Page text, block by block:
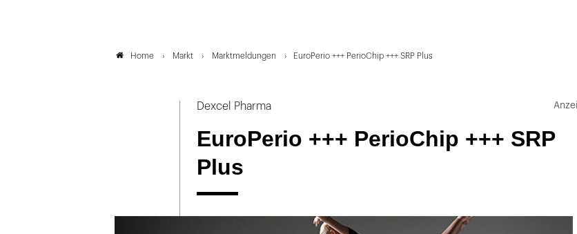
Home Markt Marktmeldungen EuroPerio +++ PerioChip +++ SRP Plus
Dexcel Pharma
EuroPerio +++ PerioChip +++ SRP
Plus